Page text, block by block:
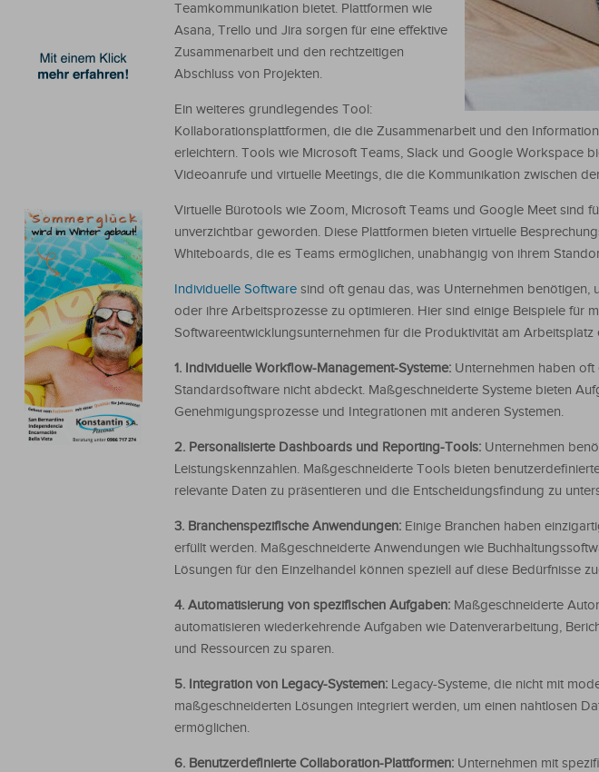
Teamkommunikation bietet. Plattformen wie
Asana, Trello und Jira sorgen für eine effektive
Zusammenarbeit und den rechtzeitigen
Abschluss von Projekten.
Ein weiteres grundlegendes Tool:
Kollaborationsplattformen, die die Zusammenarbeit und den
erleichtern. Tools wie Microsoft Teams, Slack und Google Workspace
Videoanrufe und virtuelle Meetings, die die Kommunikation zwischen
Virtuelle Bürotools wie Zoom, Microsoft Teams und Google Meet sind
unverzichtbar geworden. Diese Plattformen bieten virtuelle
Whiteboards, die es Teams ermöglichen, unabhängig von ihrem
Individuelle Software sind oft genau das, was Unternehmen benötigen,
oder ihre Arbeitsprozesse zu optimieren. Hier sind einige Beispiele für
Softwareentwicklungsunternehmen für die Produktivität am Arbeitsplatz
1. Individuelle Workflow-Management-Systeme: Unternehmen haben
Standardsoftware nicht abdeckt. Maßgeschneiderte Systeme bieten
Genehmigungsprozesse und Integrationen mit anderen Systemen.
2. Personalisierte Dashboards und Reporting-Tools: Unternehmen
Leistungskennzahlen. Maßgeschneiderte Tools bieten
relevante Daten zu präsentieren und die Entscheidungsfindung zu
3. Branchenspezifische Anwendungen: Einige Branchen haben
erfüllt werden. Maßgeschneiderte Anwendungen wie
Lösungen für den Einzelhandel können speziell auf diese Bedürfnisse
4. Automatisierung von spezifischen Aufgaben: Maßgeschneiderte
automatisieren wiederkehrende Aufgaben wie Datenverarbeitung,
und Ressourcen zu sparen.
5. Integration von Legacy-Systemen: Legacy-Systeme, die nicht mit
maßgeschneiderten Lösungen integriert werden, um einen nahtlosen
ermöglichen.
6. Benutzerdefinierte Collaboration-Plattformen: Unternehmen mit